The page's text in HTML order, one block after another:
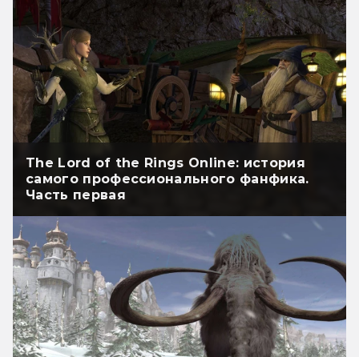
The Lord of the Rings Online: история
самого профессионального фанфика.
Часть первая